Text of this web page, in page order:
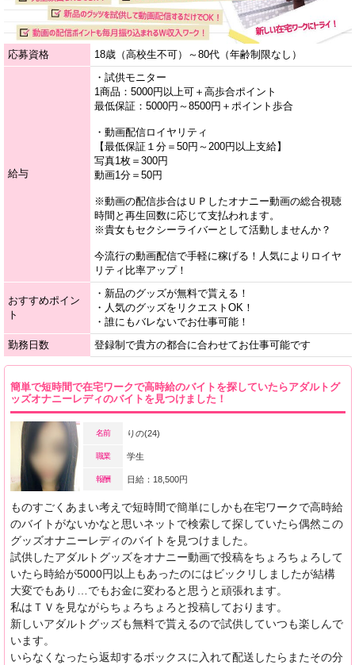
応募資格 18歳（高校生不可）～80代（年齢制限なし）
給与
・試供モニター
1商品：5000円以上可＋高歩合ポイント
最低保証：5000円～8500円＋ポイント歩合
・動画配信ロイヤリティ
【最低保証１分＝50円～200円以上支給】
写真1枚＝300円
動画1分＝50円
※動画の配信歩合はＵＰしたオナニー動画の総合視聴
時間と再生回数に応じて支払われます。
※貴女もセクシーライバーとして活動しませんか？
今流行の動画配信で手軽に稼げる！人気によりロイヤ
リティ比率アップ！
おすすめポイン
ト
・新品のグッズが無料で貰える！
・人気のグッズをリクエストOK！
・誰にもバレないでお仕事可能！
勤務日数
登録制で貴方の都合に合わせてお仕事可能です
簡単で短時間で在宅ワークで高時給のバイトを探していたらアダルトグ
ッズオナニーレディのバイトを見つけました！
名前 りの(24)
職業 学生
報酬 日給：18,500円
ものすごくあまい考えで短時間で簡単にしかも在宅ワークで高時給
のバイトがないかなと思いネットで検索して探していたら偶然この
グッズオナニーレディのバイトを見つけました。
試供したアダルトグッズをオナニー動画で投稿をちょろちょろして
いたら時給が5000円以上もあったのにはビックリしましたが結構
大変でもあり…でもお金に変わると思うと頑張れます。
私はＴＶを見ながらちょろちょろと投稿しております。
新しいアダルトグッズも無料で貰えるので試供していつも楽しんで
います。
いらなくなったら返却するボックスに入れて配送したらまたその分